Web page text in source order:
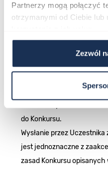
Partnerzy mogą połączyć
otrzymanymi od Ciebie
Zezwól
dane osobowe: imię i
telefonu, adres e-mail.
udostępnieniu podmiotom
mowa w pkt. 3.1.
do Konkursu.
Wysłanie przez
jest jednoznaczne z
zasad Konkursu opisanych